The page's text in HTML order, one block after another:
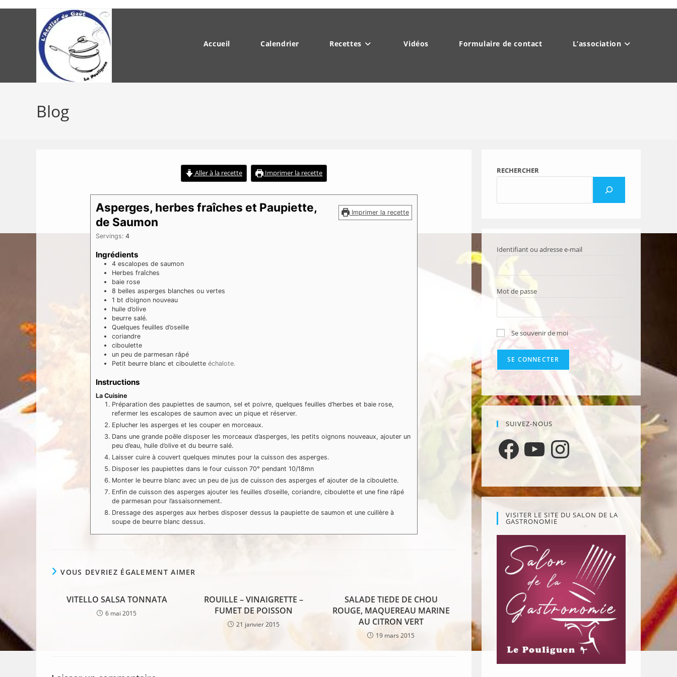
Accueil
Calendrier Recettes Vidéos Formulaire de contact L’association
Blog
Aller à la recette Imprimer la recette
Imprimer la recette
Asperges, herbes fraîches et Paupiette,
de Saumon
Servings: 4
Ingrédients
4 escalopes de saumon
Herbes fraîches
baie rose
8 belles asperges blanches ou vertes
1 bt d’oignon nouveau
huile d’olive
beurre salé.
Quelques feuilles d’oseille
coriandre
ciboulette
un peu de parmesan râpé
Petit beurre blanc et ciboulette échalote.
Instructions
La Cuisine
Préparation des paupiettes de saumon, sel et poivre, quelques feuilles d’herbes et baie rose,
refermer les escalopes de saumon avec un pique et réserver.
Eplucher les asperges et les couper en morceaux.
Dans une grande poêle disposer les morceaux d’asperges, les petits oignons nouveaux, ajouter un
peu d’eau, huile d’olive et du beurre salé.
Laisser cuire à couvert quelques minutes pour la cuisson des asperges.
Disposer les paupiettes dans le four cuisson 70° pendant 10/18mn
Monter le beurre blanc avec un peu de jus de cuisson des asperges ef ajouter de la ciboulette.
Enfin de cuisson des asperges ajouter les feuilles d’oseille, coriandre, ciboulette et une fine râpé
de parmesan pour l’assaisonnement.
Dressage des asperges aux herbes disposer dessus la paupiette de saumon et une cuillère à
soupe de beurre blanc dessus.
VOUS DEVRIEZ ÉGALEMENT AIMER
VITELLO SALSA TONNATA
6 mai 2015
ROUILLE – VINAIGRETTE –
FUMET DE POISSON
21 janvier 2015
SALADE TIEDE DE CHOU
ROUGE, MAQUEREAU MARINE
AU CITRON VERT
19 mars 2015
RECHERCHER
Identifiant ou adresse e-mail
Mot de passe
Se souvenir de moi
SUIVEZ-NOUS
FacebookYouTube Instagram
VISITER LE SITE DU SALON DE LA
GASTRONOMIE